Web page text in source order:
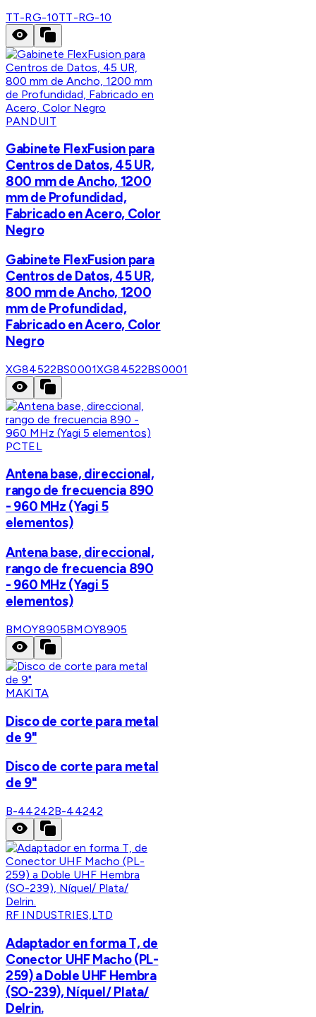
TT-RG-10TT-RG-10
PANDUIT
Gabinete FlexFusion para
Centros de Datos, 45 UR,
800 mm de Ancho, 1200
mm de Profundidad,
Fabricado en Acero, Color
Negro
Gabinete FlexFusion para
Centros de Datos, 45 UR,
800 mm de Ancho, 1200
mm de Profundidad,
Fabricado en Acero, Color
Negro
XG84522BS0001XG84522BS0001
PCTEL
Antena base, direccional,
rango de frecuencia 890
- 960 MHz (Yagi 5
elementos)
Antena base, direccional,
rango de frecuencia 890
- 960 MHz (Yagi 5
elementos)
BMOY8905BMOY8905
MAKITA
Disco de corte para metal
de 9"
Disco de corte para metal
de 9"
B-44242B-44242
RF INDUSTRIES,LTD
Adaptador en forma T, de
Conector UHF Macho (PL-
259) a Doble UHF Hembra
(SO-239), Níquel/ Plata/
Delrin.